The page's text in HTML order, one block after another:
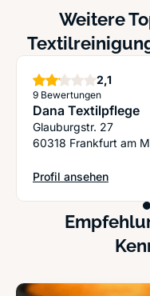
Weitere
2,1Sterne
9 Bewertungen
Dana Textilpflege
Glauburgstr. 27
60318 Frankfurt am
Profil ansehen
: Dana Textilpflege